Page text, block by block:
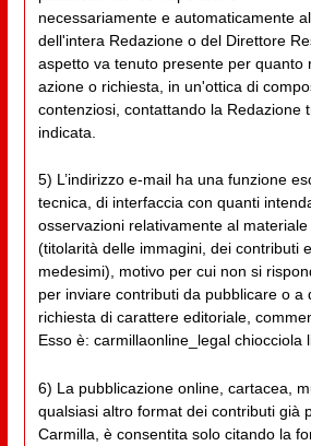
necessariamente e automaticamente
dell'intera Redazione o del Direttore
aspetto va tenuto presente per quanto
azione o richiesta, in un'ottica di
contenziosi, contattando la Redazione
indicata.
5) L’indirizzo e-mail ha una funzione
tecnica, di interfaccia con quanti
osservazioni relativamente al
(titolarità delle immagini, dei contributi
medesimi), motivo per cui non si
per inviare contributi da pubblicare o a
richiesta di carattere editoriale,
Esso è: carmillaonline_legal chiocciola
6) La pubblicazione online, cartacea,
qualsiasi altro format dei contributi già
Carmilla, è consentita solo citando la